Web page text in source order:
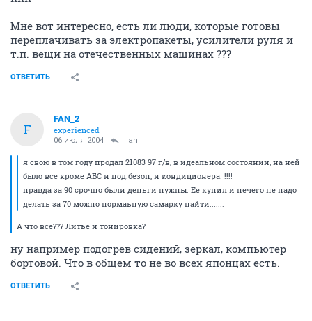
Мне вот интересно, есть ли люди, которые готовы
переплачивать за электропакеты, усилители руля и
т.п. вещи на отечественных машинах ???
ОТВЕТИТЬ
F
FAN_2
experienced
06 июля 2004 Ilan
я свою в том году продал 21083 97 г/в, в идеальном состоянии, на ней
было все кроме АБС и под.безоп, и кондиционера. !!!!
правда за 90 срочно были деньги нужны. Ее купил и нечего не надо
делать за 70 можно нормаьную самарку найти.......
А что все??? Литье и тонировка?
ну например подогрев сидений, зеркал, компьютер
бортовой. Что в общем то не во всех японцах есть.
ОТВЕТИТЬ